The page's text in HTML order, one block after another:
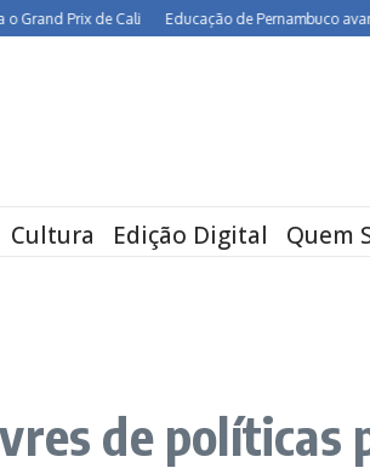
Prix de Cali Educação de Pernambuco avança e
Cultura Edição Digital Quem
de políticas